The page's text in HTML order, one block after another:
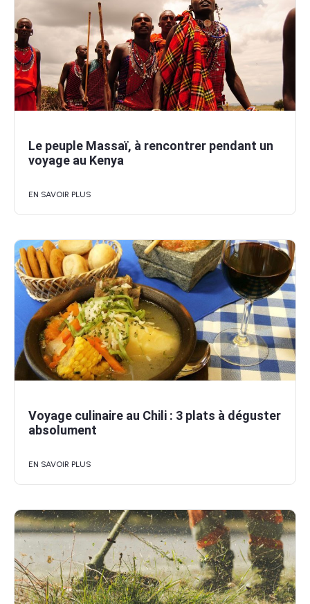
Le peuple Massaï, à rencontrer pendant un
voyage au Kenya
EN SAVOIR PLUS
Voyage culinaire au Chili : 3 plats à déguster
absolument
EN SAVOIR PLUS